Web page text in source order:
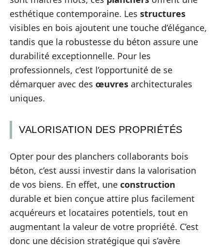
esthétique contemporaine. Les structures
visibles en bois ajoutent une touche d’élégance,
tandis que la robustesse du béton assure une
durabilité exceptionnelle. Pour les
professionnels, c’est l’opportunité de se
démarquer avec des œuvres architecturales
uniques.
VALORISATION DES PROPRIÉTÉS
Opter pour des planchers collaborants bois
béton, c’est aussi investir dans la valorisation
de vos biens. En effet, une construction
durable et bien conçue attire plus facilement
acquéreurs et locataires potentiels, tout en
augmentant la valeur de votre propriété. C’est
donc une décision stratégique qui s’avère